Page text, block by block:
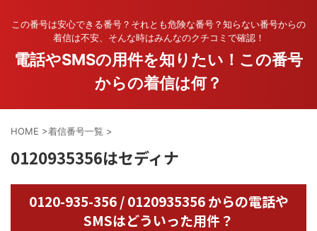
この番号は安心できる番号？それとも危険な番号？知らない番号からの
着信は不安、そんな時はみんなのクチコミで確認！
電話やSMSの用件を知りたい！この番号
からの着信は何？
HOME >着信番号一覧 >
0120935356はセディナ
0120-935-356 / 0120935356 からの電話や
SMSはどういった用件？